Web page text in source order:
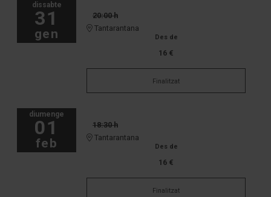
dissabte
31
gen
20:00 h
Tantarantana
Des de
16 €
Finalitzat
diumenge
01
feb
18:30 h
Tantarantana
Des de
16 €
Finalitzat